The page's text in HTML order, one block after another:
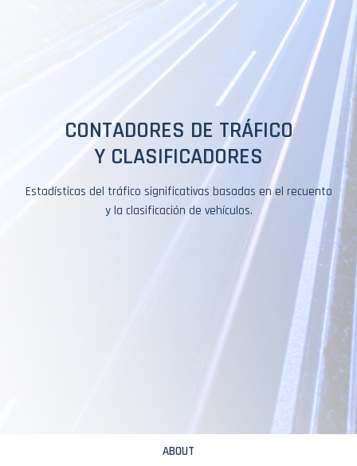
CONTADORES DE TRÁFICO
Y CLASIFICADORES
Estadísticas del tráfico significativas basadas en el recuento
y la clasificación de vehículos.
ABOUT